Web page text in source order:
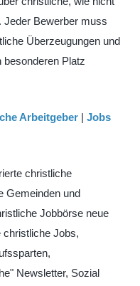
Jeder Bewerber muss
Überzeugungen und
besonderen Platz
Arbeitgeber | Jobs
christliche
Gemeinden und
Jobbörse neue
christliche Jobs,
Newsletter, Sozial